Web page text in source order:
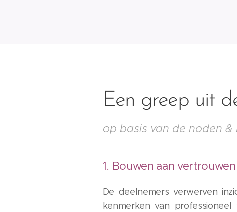
Een greep uit
op basis van de noden
1. Bouwen aan
De deelnemers verwerven
kenmerken van